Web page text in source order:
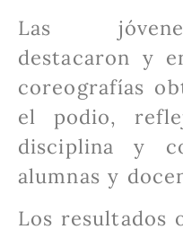
Las
destacaron y
coreografías
el podio,
disciplina y
alumnas y
Los resultados